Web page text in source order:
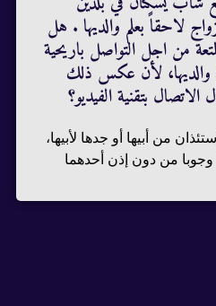
لاحقاً بعلم والديها . هل
من اجل التواصل باريحية
والديها، لأن عكس ذلك
بتقنية الفيديو؟
من أبيها أو جدها لأبيها،
من دون إذن أحدهما